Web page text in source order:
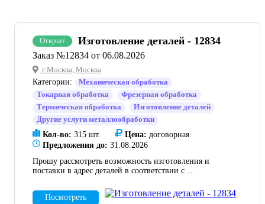
Открыт Изготовление деталей - 12834
Заказ №12834 от 06.08.2026
г Москва, Москва
Категории:
Механическая обработка
Токарная обработка
Фрезерная обработка
Термическая обработка
Изготовление деталей
Другие услуги металлообработки
Кол-во: 315 шт. Цена: договорная
Предложения до: 31.08.2026
Прошу рассмотреть возможность изготовления и
поставки в адрес деталей в соответствии с
положительного решения направить в наш адрес
технико-коммерческое предложение на бланке
Посмотреть